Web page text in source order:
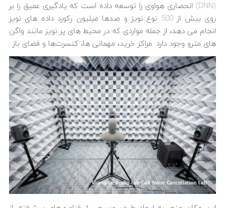
(DNN) انحصاری هواوی را توسعه داده است که یادگیری عمیق را بر
روی بیش از 500 نوع نویز و صدها میلیون رکورد داده های نویز
انجام می دهد، از جمله مواردی که در محیط های پر نویز مانند واگن
های مترو وجود دارد. مراکز خرید، مهمانی ها، کنسرت‌ها و فضای باز.